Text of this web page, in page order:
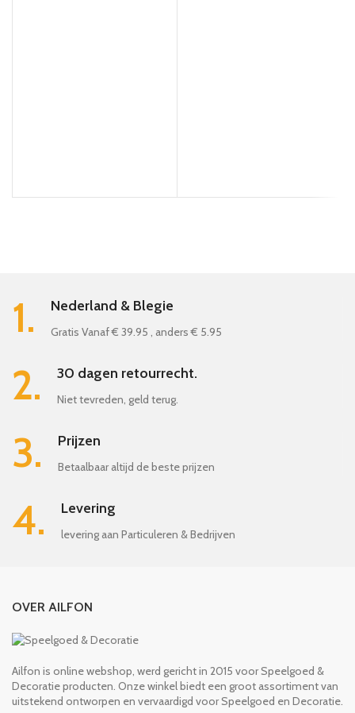
1. Nederland & Blegie
Gratis Vanaf € 39.95 , anders € 5.95
2. 30 dagen retourrecht.
Niet tevreden, geld terug.
3. Prijzen
Betaalbaar altijd de beste prijzen
4. Levering
levering aan Particuleren & Bedrijven
OVER AILFON
Ailfon is online webshop, werd gericht in 2015 voor Speelgoed &
Decoratie producten. Onze winkel biedt een groot assortiment van
uitstekend ontworpen en vervaardigd voor Speelgoed en Decoratie.